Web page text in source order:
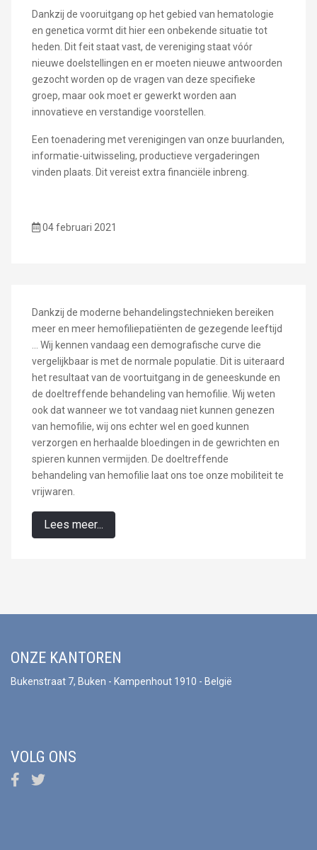
Dankzij de vooruitgang op het gebied van hematologie
en genetica vormt dit hier een onbekende situatie tot
heden. Dit feit staat vast, de vereniging staat vóór
nieuwe doelstellingen en er moeten nieuwe antwoorden
gezocht worden op de vragen van deze specifieke
groep, maar ook moet er gewerkt worden aan
innovatieve en verstandige voorstellen.
Een toenadering met verenigingen van onze buurlanden,
informatie-uitwisseling, productieve vergaderingen
vinden plaats. Dit vereist extra financiële inbreng.
04 februari 2021
Dankzij de moderne behandelingstechnieken bereiken
meer en meer hemofiliepatiënten de gezegende leeftijd
... Wij kennen vandaag een demografische curve die
vergelijkbaar is met de normale populatie. Dit is uiteraard
het resultaat van de voortuitgang in de geneeskunde en
de doeltreffende behandeling van hemofilie. Wij weten
ook dat wanneer we tot vandaag niet kunnen genezen
van hemofilie, wij ons echter wel en goed kunnen
verzorgen en herhaalde bloedingen in de gewrichten en
spieren kunnen vermijden. De doeltreffende
behandeling van hemofilie laat ons toe onze mobiliteit te
vrijwaren.
Lees meer...
ONZE KANTOREN
Bukenstraat 7, Buken - Kampenhout 1910 - België
VOLG ONS